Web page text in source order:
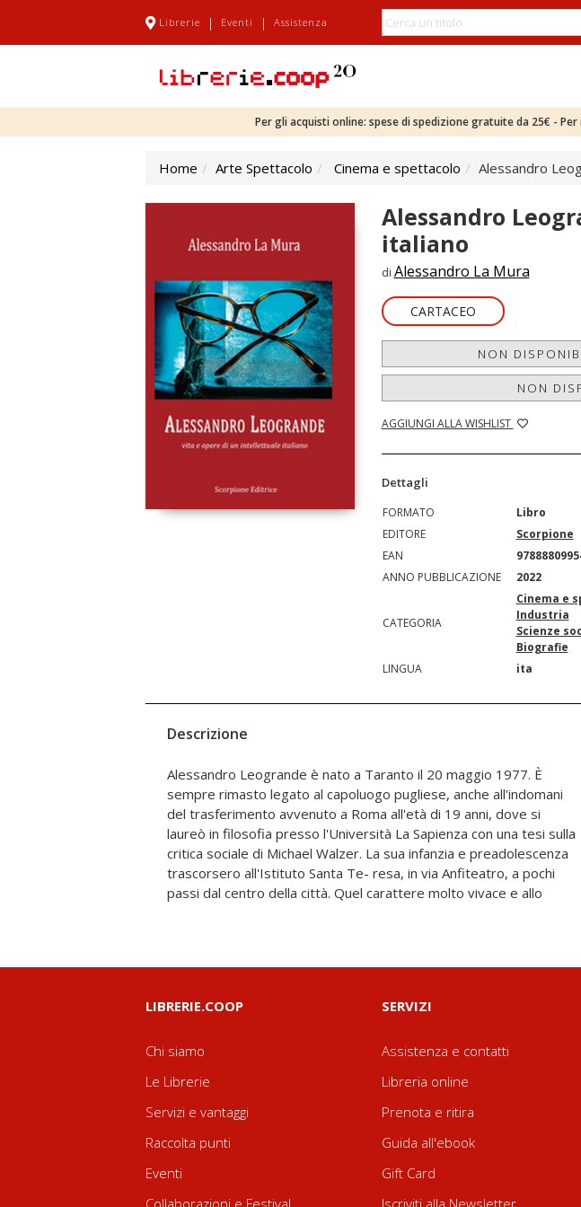
Librerie | Eventi | Assistenza
Per gli acquisti online: spese di spedizione gratuite da 25€ -
Home Arte Spettacolo Cinema e spettacolo Alessandro
Alessandro
italiano
di Alessandro La Mura
CARTACEO
NON
NON
AGGIUNGI ALLA WISHLIST
Dettagli
FORMATO
Libro
EDITORE
Scorpione
EAN
ANNO PUBBLICAZIONE
2022
CATEGORIA
Cinema e
Industria
Scienze
Biografie
LINGUA
ita
Descrizione
Alessandro Leogrande è nato a Taranto il 20 maggio 1977. È
sempre rimasto legato al capoluogo pugliese, anche all'indomani
del trasferimento avvenuto a Roma all'età di 19 anni, dove si
laureò in filosofia presso l'Università La Sapienza con una tesi sulla
critica sociale di Michael Walzer. La sua infanzia e preadolescenza
trascorsero all'Istituto Santa Te- resa, in via Anfiteatro, a pochi
passi dal centro della città. Quel carattere molto vivace e allo
stesso tempo capace di donare allegria; all'apparenza timido, ma
determinato e abile osservatore del mondo, gli permisero
(specialmente durante gli anni liceali trascorsi brillantemente,
quasi da studente modello, presso il Liceo Classico Statale
Archita), di relativizzare la realtà circostante e dare vita e forma
LIBRERIE.COOP
Chi siamo
Le Librerie
Servizi e vantaggi
Raccolta punti
Eventi
Collaborazioni e Festival
SERVIZI
Assistenza e contatti
Libreria online
Prenota e ritira
Guida all'ebook
Gift Card
Iscriviti alla Newsletter